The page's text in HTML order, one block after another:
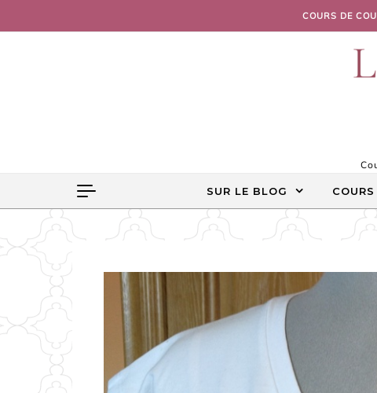
COURS DE
SUR LE BLOG